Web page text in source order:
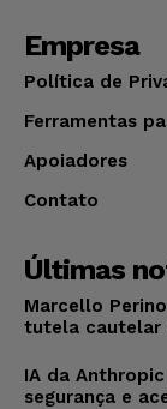
Empresa
Política de
Ferramentas
Apoiadores
Contato
Últimas
Marcello
tutela cautelar
IA da
segurança e